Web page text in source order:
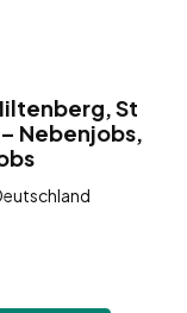
St
Nebenjobs,